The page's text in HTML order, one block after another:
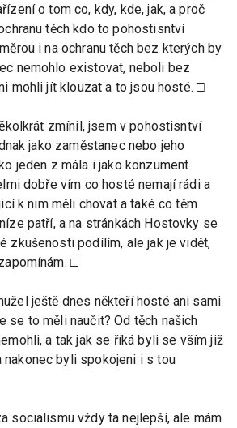
o tom co, kdy, kde, jak, a proč
těch kdo to pohostisntví
i na ochranu těch bez kterých by
nemohlo existovat, neboli bez
mohli jít klouzat a to jsou hosté. □
zmínil, jsem v pohostisntví
jako zaměstanec nebo jeho
jeden z mála i jako konzument
dobře vím co hosté nemají rádi a
k nim měli chovat a také co těm
patří, a na stránkách Hostovky se
zkušenosti podílím, ale jak je vidět,
□
ještě dnes někteří hosté ani sami
se to měli naučit? Od těch našich
a tak jak se říká byli se vším již
nakonec byli spokojeni i s tou
socialismu vždy ta nejlepší, ale mám